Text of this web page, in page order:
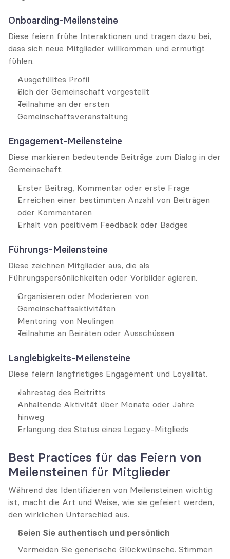
Onboarding-Meilensteine
Diese feiern frühe Interaktionen und tragen dazu bei,
dass sich neue Mitglieder willkommen und ermutigt
fühlen.
Ausgefülltes Profil
Sich der Gemeinschaft vorgestellt
Teilnahme an der ersten
Gemeinschaftsveranstaltung
Engagement-Meilensteine
Diese markieren bedeutende Beiträge zum Dialog in der
Gemeinschaft.
Erster Beitrag, Kommentar oder erste Frage
Erreichen einer bestimmten Anzahl von Beiträgen
oder Kommentaren
Erhalt von positivem Feedback oder Badges
Führungs-Meilensteine
Diese zeichnen Mitglieder aus, die als
Führungspersönlichkeiten oder Vorbilder agieren.
Organisieren oder Moderieren von
Gemeinschaftsaktivitäten
Mentoring von Neulingen
Teilnahme an Beiräten oder Ausschüssen
Langlebigkeits-Meilensteine
Diese feiern langfristiges Engagement und Loyalität.
Jahrestag des Beitritts
Anhaltende Aktivität über Monate oder Jahre
hinweg
Erlangung des Status eines Legacy-Mitglieds
Best Practices für das Feiern von
Meilensteinen für Mitglieder
Während das Identifizieren von Meilensteinen wichtig
ist, macht die Art und Weise, wie sie gefeiert werden,
den wirklichen Unterschied aus.
Seien Sie authentisch und persönlich
Vermeiden Sie generische Glückwünsche. Stimmen